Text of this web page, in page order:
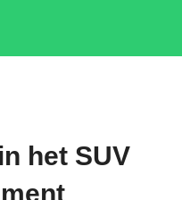
smartphone vooraan